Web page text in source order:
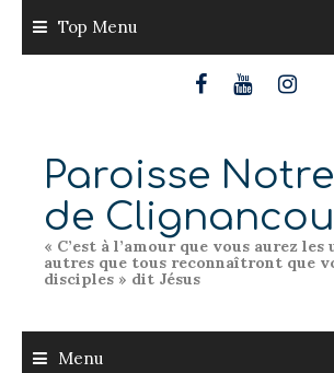
content
Top Menu
Paroisse
de
« C’est à l’amour que vous aurez les
autres que tous reconnaîtront que
disciples » dit Jésus
Menu